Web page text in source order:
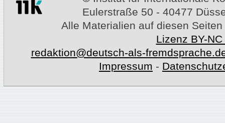
Eulerstraße 50 - 40477
Alle Materialien auf diesen
Lizenz BY-
redaktion@deutsch-als-
Impressum -